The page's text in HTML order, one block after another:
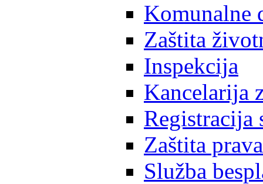
Komunalne
Zaštita
Inspekcija
Kancelarija
Registracija
Zaštita
Služba